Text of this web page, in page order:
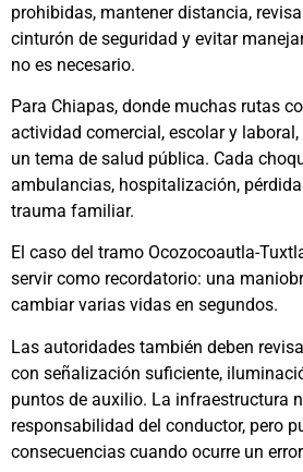
prohibidas, mantener distancia,
cinturón de seguridad y evitar
no es necesario.
Para Chiapas, donde muchas rutas
actividad comercial, escolar y
un tema de salud pública. Cada
ambulancias, hospitalización,
trauma familiar.
El caso del tramo Ocozocoautla-
servir como recordatorio: una
cambiar varias vidas en segundos.
Las autoridades también deben
con señalización suficiente,
puntos de auxilio. La infraestructura
responsabilidad del conductor, pero
consecuencias cuando ocurre un